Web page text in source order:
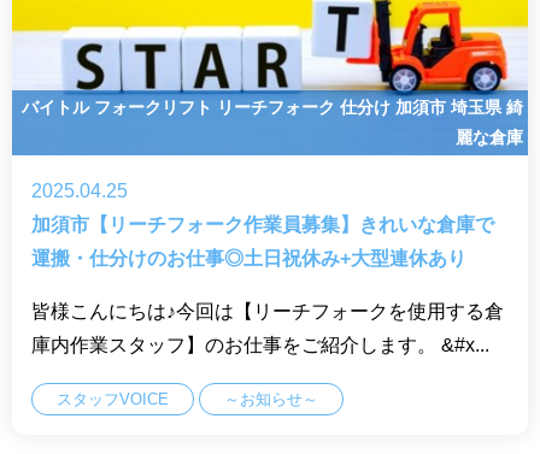
バイトル フォークリフト リーチフォーク 仕分け 加須市 埼玉県綺
麗な倉庫
2025.04.25
加須市【リーチフォーク作業員募集】きれいな倉庫で
運搬・仕分けのお仕事◎土日祝休み+大型連休あり
皆様こんにちは♪今回は【リーチフォークを使用する倉
庫内作業スタッフ】のお仕事をご紹介します。 &#x...
スタッフVOICE ～お知らせ～